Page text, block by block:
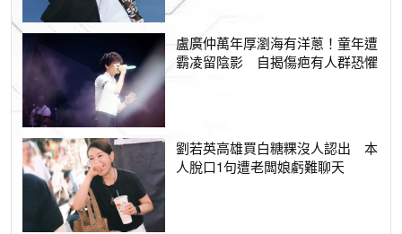
盧廣仲萬年厚瀏海有洋蔥！童年遭
霸凌留陰影 自揭傷疤有人群恐懼
劉若英高雄買白糖粿沒人認出 本
人脫口1句遭老闆娘虧難聊天